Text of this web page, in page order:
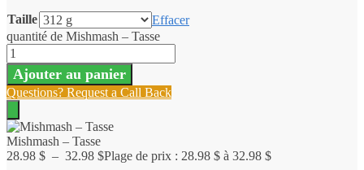
Taille
Effacer
quantité de Mishmash – Tasse
Ajouter au panier
Questions? Request a Call Back
Mishmash – Tasse
28.98 $ – 32.98 $Plage de prix : 28.98 $ à 32.98 $